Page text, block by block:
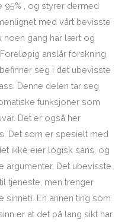
95% , og styrer dermed
med vårt bevisste
noen gang har lært og
anslår forskning
seg i det ubevisste
Denne delen tar seg
funksjoner som
Det er også her
Det som er spesielt med
ikke eier logisk sans, og
argumenter. Det ubevisste
tjeneste, men trenger
sinnet). En annen ting som
er at det på lang sikt har